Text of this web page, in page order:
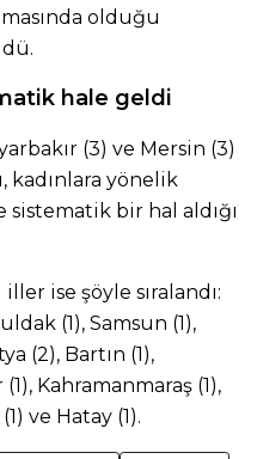
olduğu
hale geldi
(3) ve Mersin (3)
kadınlara yönelik
bir hal aldığı
ise şöyle sıralandı:
(1), Samsun (1),
(2), Bartın (1),
Kahramanmaraş (1),
ve Hatay (1).